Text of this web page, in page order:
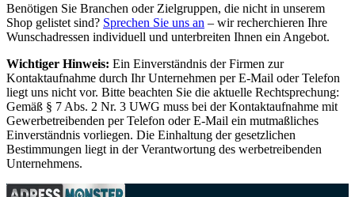
Benötigen Sie Branchen oder Zielgruppen, die nicht in unserem
Shop gelistet sind? Sprechen Sie uns an – wir recherchieren Ihre
Wunschadressen individuell und unterbreiten Ihnen ein Angebot.
Wichtiger Hinweis: Ein Einverständnis der Firmen zur
Kontaktaufnahme durch Ihr Unternehmen per E-Mail oder Telefon
liegt uns nicht vor. Bitte beachten Sie die aktuelle Rechtsprechung:
Gemäß § 7 Abs. 2 Nr. 3 UWG muss bei der Kontaktaufnahme mit
Gewerbetreibenden per Telefon oder E-Mail ein mutmaßliches
Einverständnis vorliegen. Die Einhaltung der gesetzlichen
Bestimmungen liegt in der Verantwortung des werbetreibenden
Unternehmens.